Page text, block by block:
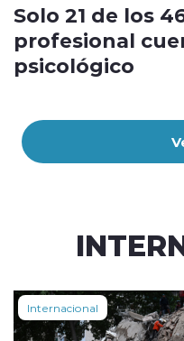
Solo 21 de los
profesional
psicológico
Internacional